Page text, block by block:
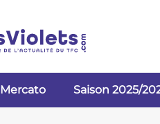
Mercato Saison 2025/